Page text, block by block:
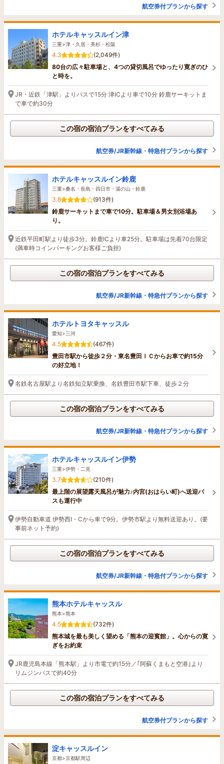
航空券付プランから探す
ホテルキャッスルイン津
三重>津・久居・美杉・松阪
4.3
(2,049件)
80台の広々駐車場と、4つの貸切風呂でゆったり寛ぎのひ
と時を。
JR・近鉄「津駅」よりバスで15分 津ICより車で10分 鈴鹿サーキットま
で車で約30分
この宿の宿泊プランをすべてみる
航空券/JR新幹線・特急付プランから探す
ホテルキャッスルイン鈴鹿
三重>桑名・長島・四日市・湯の山・鈴鹿
3.8
(913件)
鈴鹿サーキットまで車で10分。駐車場＆男女別浴場あ
り。
近鉄平田町駅より徒歩3分。鈴鹿ICより車25分。駐車場は先着70台限定
(満車時コインパーキングお客様ご負担)
この宿の宿泊プランをすべてみる
航空券/JR新幹線・特急付プランから探す
ホテルトヨタキャッスル
愛知>三河
4.5
(467件)
豊田市駅から徒歩２分・東名豊田ＩＣからお車で約15分
の好立地！
名鉄名古屋駅より名鉄知立駅乗換、名鉄豊田市駅下車、徒歩２分
この宿の宿泊プランをすべてみる
航空券/JR新幹線・特急付プランから探す
ホテルキャッスルイン伊勢
三重>伊勢・二見
3.7
(210件)
最上階の展望露天風呂が魅力♪内宮(おはらい町)へ送迎バ
スも運行中
伊勢自動車道 伊勢西I・Cから車で9分。伊勢市駅より無料送迎あり。(要
事前ネット予約)
この宿の宿泊プランをすべてみる
航空券/JR新幹線・特急付プランから探す
熊本ホテルキャッスル
熊本>熊本
4.5
(732件)
熊本城を最も美しく望める「熊本の迎賓館」。心からの寛
ぎをお約束
JR鹿児島本線「熊本駅」より市電で約15分／｢阿蘇くまもと空港｣より
リムジンバスで約40分
この宿の宿泊プランをすべてみる
航空券付プランから探す
淀キャッスルイン
京都>京都駅周辺